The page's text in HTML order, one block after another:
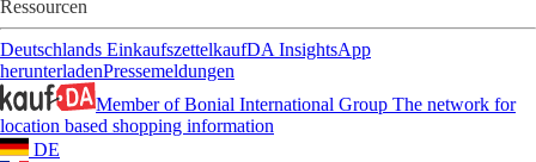
Ressourcen
Deutschlands EinkaufszettelkaufDA InsightsApp
herunterladenPressemeldungen
Member of Bonial International Group The network for
location based shopping information
DE